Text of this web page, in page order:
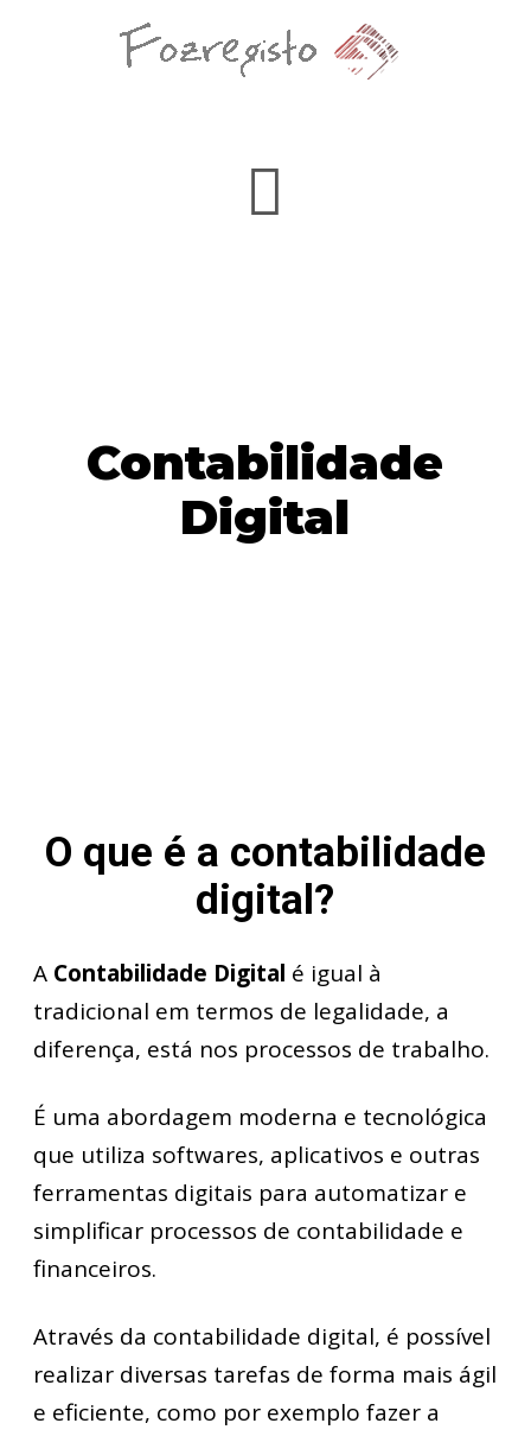
Contabilidade
Digital
O que é a contabilidade
digital?
A Contabilidade Digital é igual à
tradicional em termos de legalidade, a
diferença, está nos processos de trabalho.
É uma abordagem moderna e tecnológica
que utiliza softwares, aplicativos e outras
ferramentas digitais para automatizar e
simplificar processos de contabilidade e
financeiros.
Através da contabilidade digital, é possível
realizar diversas tarefas de forma mais ágil
e eficiente, como por exemplo fazer a